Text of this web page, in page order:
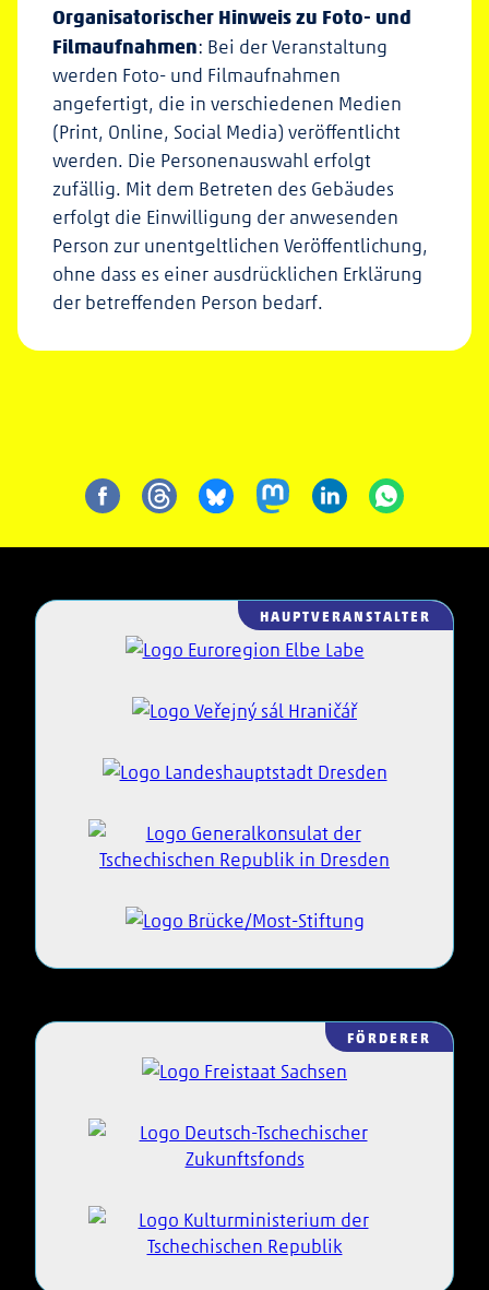
Organisatorischer Hinweis zu Foto- und
Filmaufnahmen: Bei der Veranstaltung
werden Foto- und Filmaufnahmen
angefertigt, die in verschiedenen Medien
(Print, Online, Social Media) veröffentlicht
werden. Die Personenauswahl erfolgt
zufällig. Mit dem Betreten des Gebäudes
erfolgt die Einwilligung der anwesenden
Person zur unentgeltlichen Veröffentlichung,
ohne dass es einer ausdrücklichen Erklärung
der betreffenden Person bedarf.